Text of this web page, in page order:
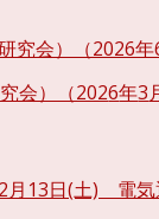
究会）（2026
会）（2026年3
13日(土) 電気